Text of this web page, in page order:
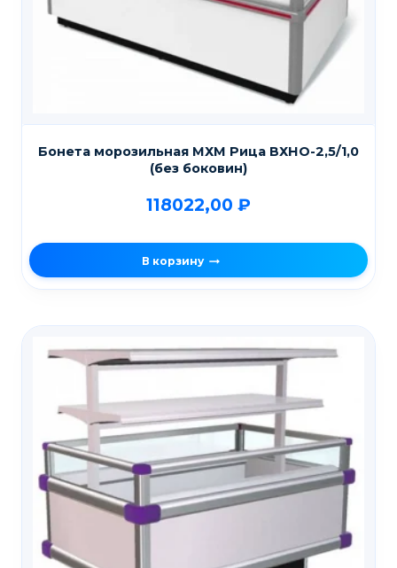
Бонета морозильная МХМ Рица ВХНО-2,5/1,0
(без боковин)
118022,00 ₽
В корзину